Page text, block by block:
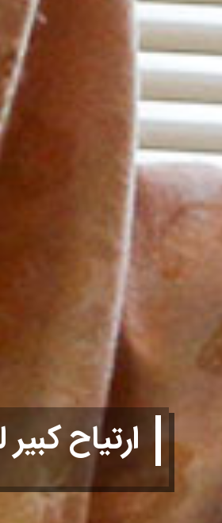
ارتياح